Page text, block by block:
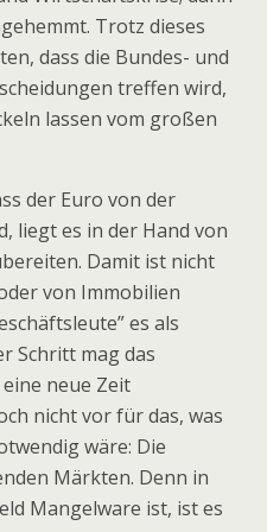
Trotz dieses
dass die Bundes- und
treffen wird,
lassen vom großen
der Euro von der
liegt es in der Hand von
Damit ist nicht
von Immobilien
es als
Schritt mag das
neue Zeit
nicht vor für das, was
wäre: Die
Märkten. Denn in
Mangelware ist, ist es